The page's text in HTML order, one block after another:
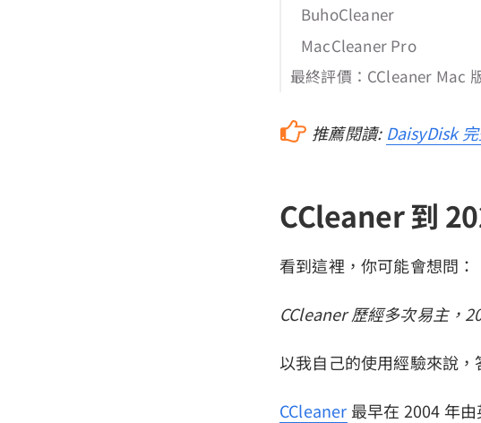
BuhoCleaner
MacCleaner Pro
最終評價：CCleaner Mac
推薦閱讀: DaisyDisk
CCleaner 到
看到這裡，你可能會想問：
CCleaner 歷經多次易主，
以我自己的使用經驗來說
CCleaner 最早在 2004 年